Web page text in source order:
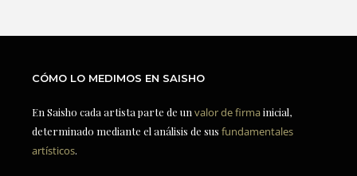
CÓMO LO MEDIMOS EN SAISHO
En Saisho cada artista parte de un valor de firmainicial,
determinado mediante el análisis de sus fundamentales
artísticos.